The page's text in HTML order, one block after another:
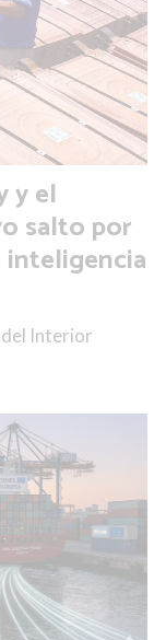
y el
salto por
inteligencia
Interior